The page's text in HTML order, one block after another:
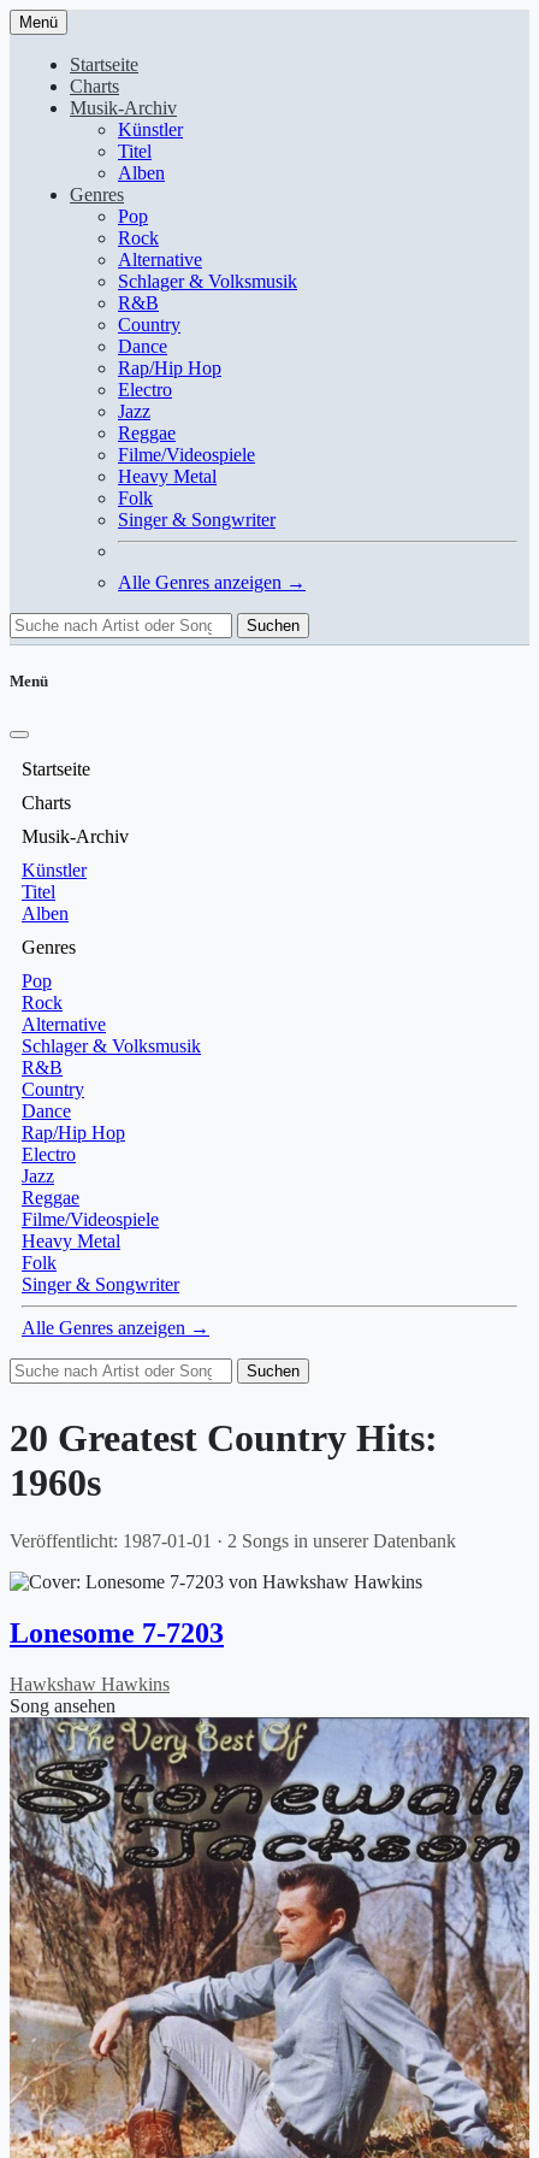
Menü
Startseite
Charts
Musik-Archiv
Künstler
Titel
Alben
Genres
Pop
Rock
Alternative
Schlager & Volksmusik
R&B
Country
Dance
Rap/Hip Hop
Electro
Jazz
Reggae
Filme/Videospiele
Heavy Metal
Folk
Singer & Songwriter
Alle Genres anzeigen →
Suchen
Menü
Startseite
Charts
Musik-Archiv
Künstler
Titel
Alben
Genres
Pop
Rock
Alternative
Schlager & Volksmusik
R&B
Country
Dance
Rap/Hip Hop
Electro
Jazz
Reggae
Filme/Videospiele
Heavy Metal
Folk
Singer & Songwriter
Alle Genres anzeigen →
Suchen
20 Greatest Country Hits:
1960s
Veröffentlicht: 1987-01-01 · 2 Songs in unserer Datenbank
Lonesome 7-7203
Hawkshaw Hawkins
Song ansehen